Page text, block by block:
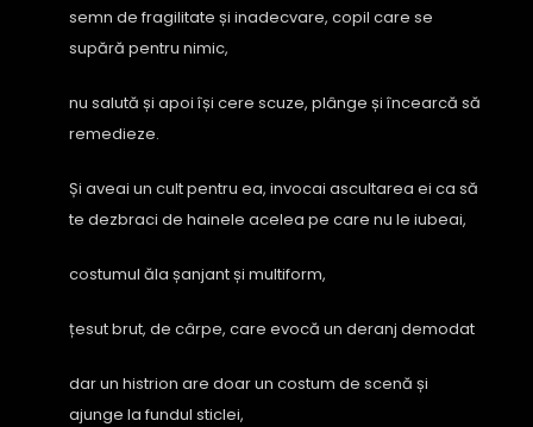
semn de fragilitate și inadecvare, copil care se
supără pentru nimic,
nu salută și apoi își cere scuze, plânge și încearcă să
remedieze.
Și aveai un cult pentru ea, invocai ascultarea ei ca să
te dezbraci de hainele acelea pe care nu le iubeai,
costumul ăla șanjant și multiform,
țesut brut, de cârpe, care evocă un deranj demodat
dar un histrion are doar un costum de scenă și
ajunge la fundul sticlei,